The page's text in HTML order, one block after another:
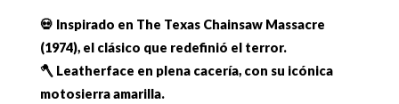
💀 Inspirado en The Texas Chainsaw Massacre
(1974), el clásico que redefinió el terror.
🪓 Leatherface en plena cacería, con su icónica
motosierra amarilla.